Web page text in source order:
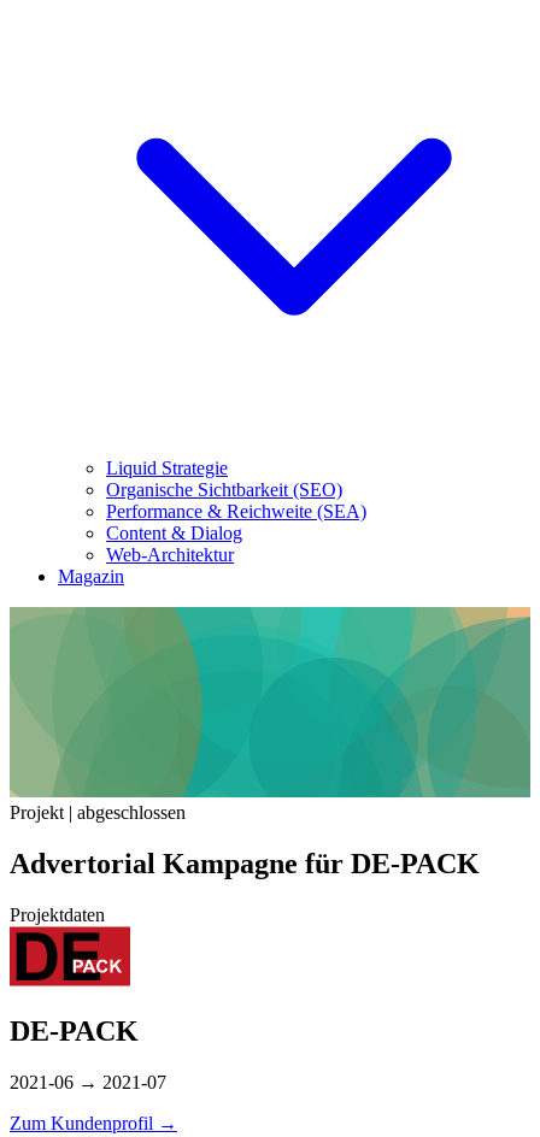
Liquid Strategie
Organische Sichtbarkeit (SEO)
Performance & Reichweite (SEA)
Content & Dialog
Web-Architektur
Magazin
Projekt | abgeschlossen
Advertorial Kampagne für DE-PACK
Projektdaten
DE-PACK
2021-06 → 2021-07
Zum Kundenprofil →